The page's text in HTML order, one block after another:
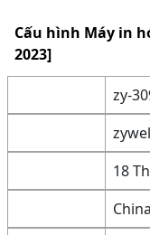
Cấu hình Máy in
2023]
zy-
18
China